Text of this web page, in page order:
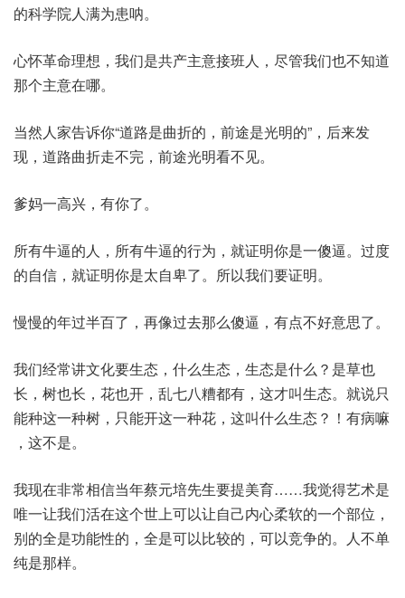
的科学院人满为患呐。
心怀革命理想，我们是共产主意接班人，尽管我们也不知道
那个主意在哪。
当然人家告诉你“道路是曲折的，前途是光明的”，后来发
现，道路曲折走不完，前途光明看不见。
爹妈一高兴，有你了。
所有牛逼的人，所有牛逼的行为，就证明你是一傻逼。过度
的自信，就证明你是太自卑了。所以我们要证明。
慢慢的年过半百了，再像过去那么傻逼，有点不好意思了。
我们经常讲文化要生态，什么生态，生态是什么？是草也
长，树也长，花也开，乱七八糟都有，这才叫生态。就说只
能种这一种树，只能开这一种花，这叫什么生态？！有病嘛
，这不是。
我现在非常相信当年蔡元培先生要提美育……我觉得艺术是
唯一让我们活在这个世上可以让自己内心柔软的一个部位，
别的全是功能性的，全是可以比较的，可以竞争的。人不单
纯是那样。